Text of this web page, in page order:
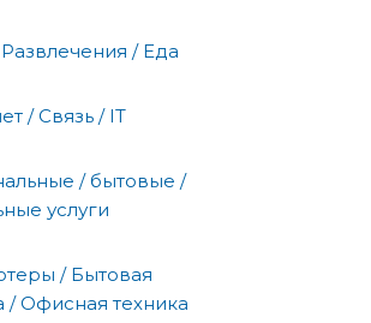
/ Еда
/ Связь / IT
/ бытовые /
услуги
/ Бытовая
/ Офисная техника